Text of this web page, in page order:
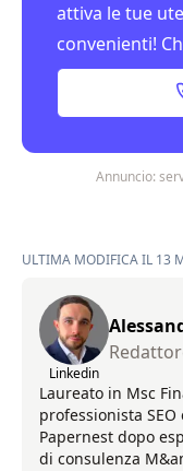
attiva le tue
convenienti!
Annuncio:
ULTIMA MODIFICA IL 13
Linkedin
Laureato in Msc
professionista
Papernest dopo
di consulenza